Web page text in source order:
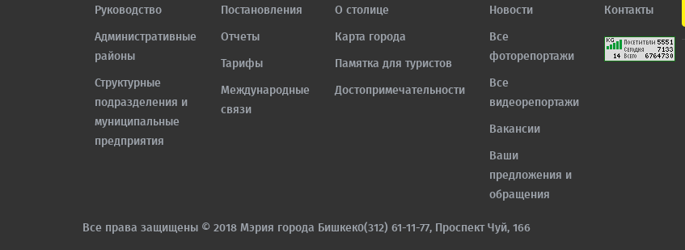
Руководство
Административные
районы
Структурные
подразделения и
муниципальные
предприятия
Постановления
Отчеты
Тарифы
Международные
связи
О столице
Карта города
Памятка для туристов
Достопримечательности
Новости
Все
фоторепортажи
Все
видеорепортажи
Вакансии
Ваши
предложения и
обращения
Контакты
Все права защищены © 2018 Мэрия города Бишкек0(312) 61-11-77, Проспект Чуй, 166